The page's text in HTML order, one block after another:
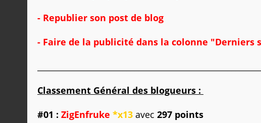
- Republier son post de blog
- Faire de la publicité dans la colonne "Derniers
Classement Général des blogueurs :
#01 : ZigEnfruke *x13 avec 297 points